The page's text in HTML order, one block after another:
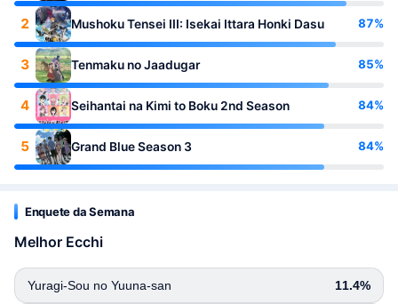
2 Mushoku Tensei III: Isekai Ittara Honki Dasu 87%
3 Tenmaku no Jaadugar 85%
4 Seihantai na Kimi to Boku 2nd Season 84%
5 Grand Blue Season 3 84%
Enquete da Semana
Melhor Ecchi
Yuragi-Sou no Yuuna-san 11.4%